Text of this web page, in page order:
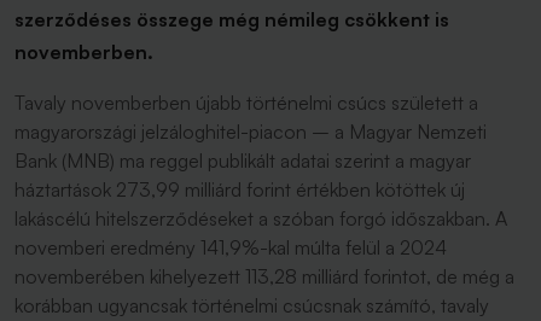
szerződéses összege még némileg csökkent is
novemberben.
Tavaly novemberben újabb történelmi csúcs született a
magyarországi jelzáloghitel-piacon – a Magyar Nemzeti
Bank (MNB) ma reggel publikált adatai szerint a magyar
háztartások 273,99 milliárd forint értékben kötöttek új
lakáscélú hitelszerződéseket a szóban forgó időszakban. A
novemberi eredmény 141,9%-kal múlta felül a 2024
novemberében kihelyezett 113,28 milliárd forintot, de még a
korábban ugyancsak történelmi csúcsnak számító, tavaly